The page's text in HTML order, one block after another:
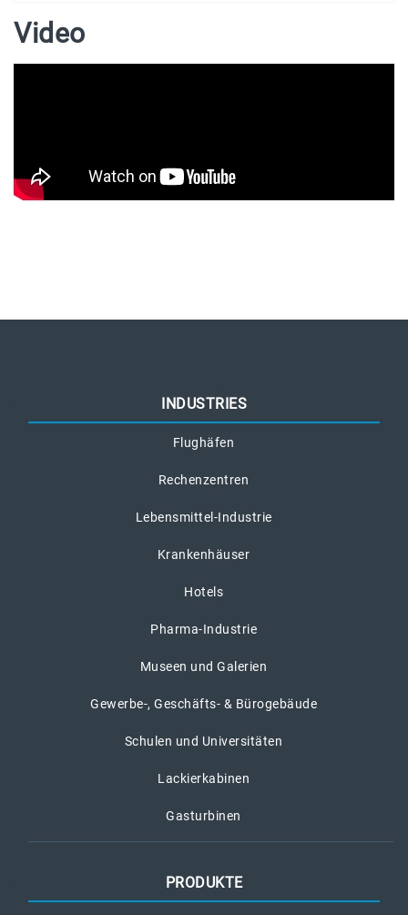
Video
INDUSTRIES
Flughäfen
Rechenzentren
Lebensmittel-Industrie
Krankenhäuser
Hotels
Pharma-Industrie
Museen und Galerien
Gewerbe-, Geschäfts- & Bürogebäude
Schulen und Universitäten
Lackierkabinen
Gasturbinen
PRODUKTE